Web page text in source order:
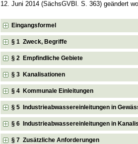
12. Juni 2014 (SächsGVBl. S. 363) geändert
Eingangsformel
§ 1 Zweck, Begriffe
§ 2 Empfindliche Gebiete
§ 3 Kanalisationen
§ 4 Kommunale Einleitungen
§ 5 Industrieabwassereinleitungen in
§ 6 Industrieabwassereinleitungen in
§ 7 Zusätzliche Anforderungen